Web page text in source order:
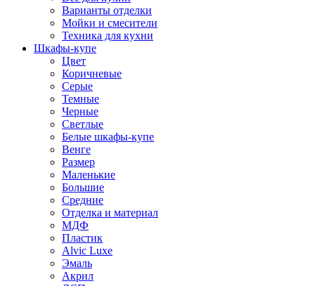
Варианты отделки
Мойки и смесители
Техника для кухни
Шкафы-купе
Цвет
Коричневые
Серые
Темные
Черные
Светлые
Белые шкафы-купе
Венге
Размер
Маленькие
Большие
Средние
Отделка и материал
МДФ
Пластик
Alvic Luxe
Эмаль
Акрил